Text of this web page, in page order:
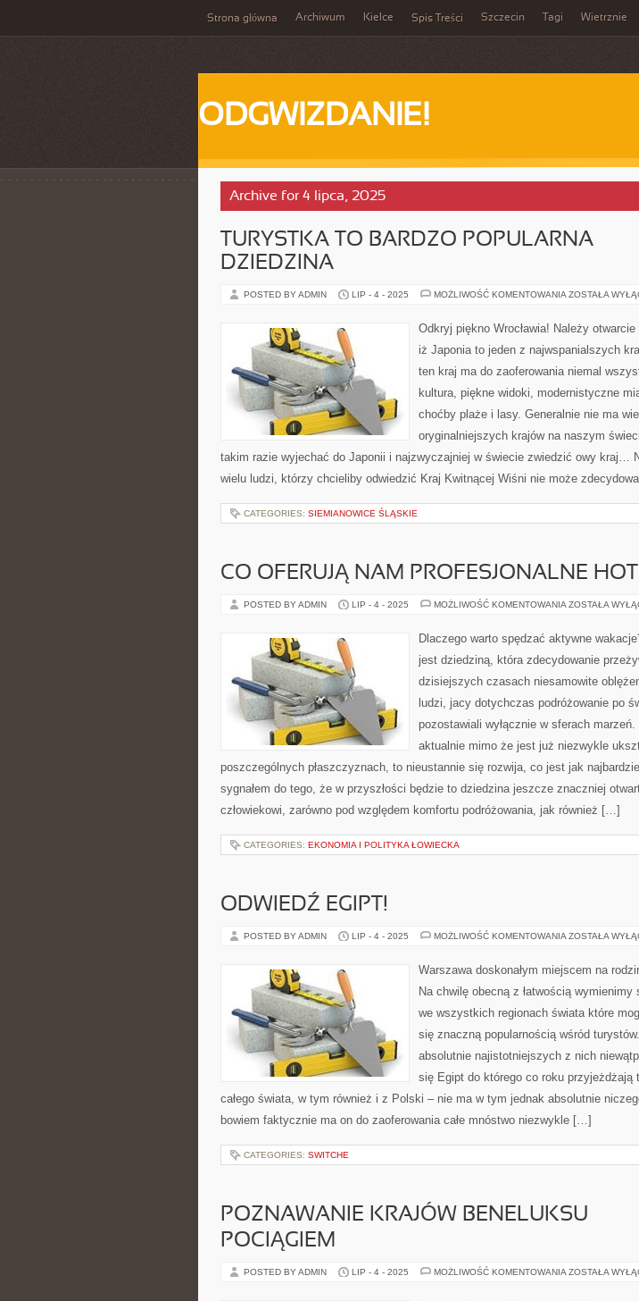
Strona główna Archiwum Kielce Spis Treści Szczecin Tagi Wietrznie
ODGWIZDANIE!
Archive for 4 lipca, 2025
TURYSTKA TO BARDZO POPULARNA
DZIEDZINA
POSTED BY ADMIN LIP - 4 - 2025 MOŻLIWOŚĆ KOMENTOWANIA TURYSTKA
POPULARNA
DZIEDZINA
ZOSTAŁA
Odkryj piękno Wrocławia! Należy
iż Japonia to jeden z najwspanialszych
ten kraj ma do zaoferowania niemal
kultura, piękne widoki, modernistyczne
choćby plaże i lasy. Generalnie nie ma
oryginalniejszych krajów na naszym
takim razie wyjechać do Japonii i najzwyczajniej w świecie zwiedzić owy kraj…
wielu ludzi, którzy chcieliby odwiedzić Kraj Kwitnącej Wiśni nie może
CATEGORIES: SIEMIANOWICE ŚLĄSKIE
CO OFERUJĄ NAM PROFESJONALNE
POSTED BY ADMIN LIP - 4 - 2025 MOŻLIWOŚĆ KOMENTOWANIA CO
HOTELE?
ZOSTAŁA
Dlaczego warto spędzać aktywne
jest dziedziną, która zdecydowanie
dzisiejszych czasach niesamowite
ludzi, jacy dotychczas podróżowanie po
pozostawiali wyłącznie w sferach
aktualnie mimo że jest już niezwykle
poszczególnych płaszczyznach, to nieustannie się rozwija, co jest jak
sygnałem do tego, że w przyszłości będzie to dziedzina jeszcze znaczniej
człowiekowi, zarówno pod względem komfortu podróżowania, jak również […]
CATEGORIES: EKONOMIA I POLITYKA ŁOWIECKA
ODWIEDŹ EGIPT!
POSTED BY ADMIN LIP - 4 - 2025 MOŻLIWOŚĆ KOMENTOWANIA ODWIEDŹ
ZOSTAŁA
Warszawa doskonałym miejscem na
Na chwilę obecną z łatwością wymienimy
we wszystkich regionach świata które
się znaczną popularnością wśród
absolutnie najistotniejszych z nich
się Egipt do którego co roku przyjeżdżają
całego świata, w tym również i z Polski – nie ma w tym jednak absolutnie
bowiem faktycznie ma on do zaoferowania całe mnóstwo niezwykle […]
CATEGORIES: SWITCHE
POZNAWANIE KRAJÓW BENELUKSU –
POCIĄGIEM
POSTED BY ADMIN LIP - 4 - 2025 MOŻLIWOŚĆ KOMENTOWANIA POZNAWANIE
ZOSTAŁA